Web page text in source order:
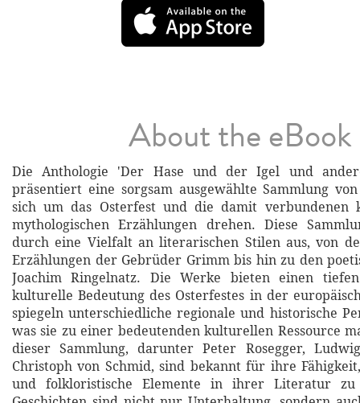
About the eBook
Die Anthologie 'Der Hase und der Igel und
präsentiert eine sorgsam ausgewählte Sammlung
sich um das Osterfest und die damit verbundenen
mythologischen Erzählungen drehen. Diese
durch eine Vielfalt an literarischen Stilen aus, von
Erzählungen der Gebrüder Grimm bis hin zu den
Joachim Ringelnatz. Die Werke bieten einen
kulturelle Bedeutung des Osterfestes in der
spiegeln unterschiedliche regionale und historische
was sie zu einer bedeutenden kulturellen Ressource
dieser Sammlung, darunter Peter Rosegger,
Christoph von Schmid, sind bekannt für ihre
und folkloristische Elemente in ihrer Literatur